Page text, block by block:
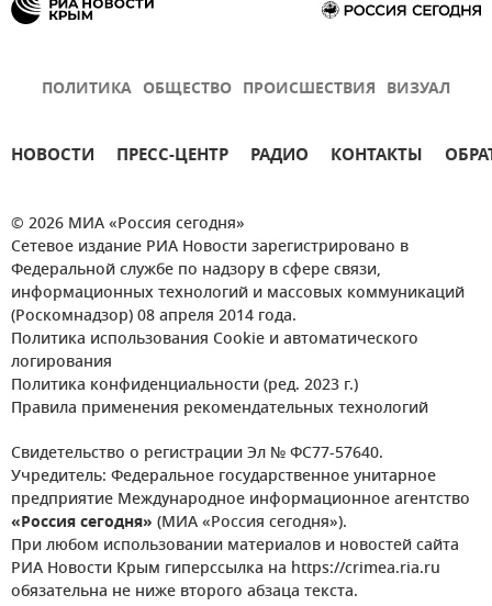
ПОЛИТИКА ОБЩЕСТВО ПРОИСШЕСТВИЯ ВИЗУАЛ
НОВОСТИ ПРЕСС-ЦЕНТР РАДИО КОНТАКТЫ
© 2026 МИА «Россия сегодня»
Сетевое издание РИА Новости зарегистрировано в
Федеральной службе по надзору в сфере связи,
информационных технологий и массовых коммуникаций
(Роскомнадзор) 08 апреля 2014 года.
Политика использования Cookie и автоматического
логирования
Политика конфиденциальности (ред. 2023 г.)
Правила применения рекомендательных технологий
Свидетельство о регистрации Эл № ФС77-57640.
Учредитель: Федеральное государственное унитарное
предприятие Международное информационное агентство
«Россия сегодня» (МИА «Россия сегодня»).
При любом использовании материалов и новостей сайта
РИА Новости Крым гиперссылка на https://crimea.ria.ru
обязательна не ниже второго абзаца текста.